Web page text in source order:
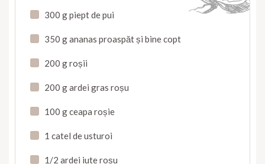
300 g piept de pui
350 g ananas proaspăt și bine copt
200 g roșii
200 g ardei gras roșu
100 g ceapa roșie
1 catel de usturoi
1/2 ardei iute roșu